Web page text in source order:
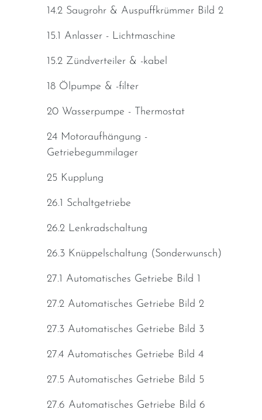
14.2 Saugrohr & Auspuffkrümmer Bild 2
15.1 Anlasser - Lichtmaschine
15.2 Zündverteiler & -kabel
18 Ölpumpe & -filter
20 Wasserpumpe - Thermostat
24 Motoraufhängung -
Getriebegummilager
25 Kupplung
26.1 Schaltgetriebe
26.2 Lenkradschaltung
26.3 Knüppelschaltung (Sonderwunsch)
27.1 Automatisches Getriebe Bild 1
27.2 Automatisches Getriebe Bild 2
27.3 Automatisches Getriebe Bild 3
27.4 Automatisches Getriebe Bild 4
27.5 Automatisches Getriebe Bild 5
27.6 Automatisches Getriebe Bild 6